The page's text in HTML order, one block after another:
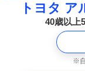
トヨタ ア
40歳以上